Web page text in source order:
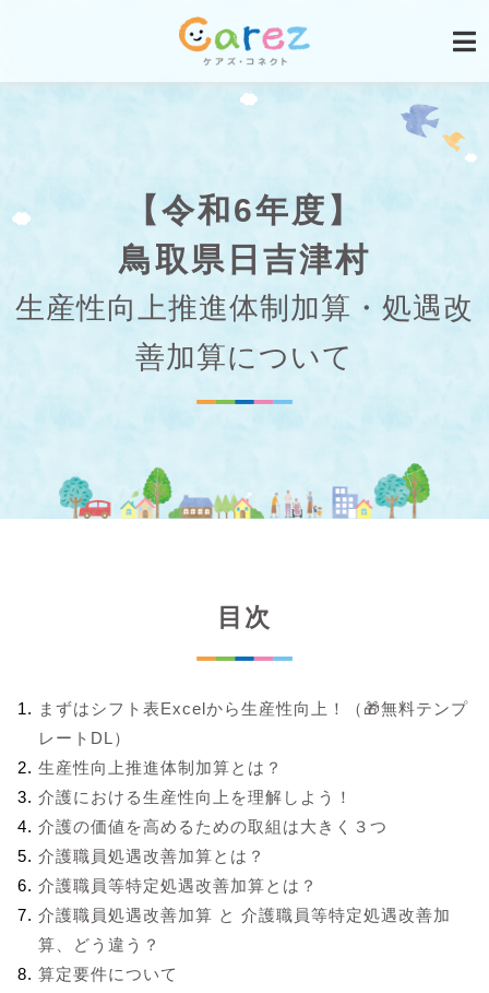
【令和6年度】
鳥取県日吉津村
生産性向上推進体制加算・処遇改
善加算について
目次
まずはシフト表Excelから生産性向上！（🎁無料テンプ
レートDL）
生産性向上推進体制加算とは？
介護における生産性向上を理解しよう！
介護の価値を高めるための取組は大きく３つ
介護職員処遇改善加算とは？
介護職員等特定処遇改善加算とは？
介護職員処遇改善加算 と 介護職員等特定処遇改善加
算、どう違う？
算定要件について